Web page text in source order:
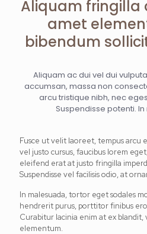
Aliquam fringilla
amet
bibendum
Aliquam ac dui vel dui
accumsan, massa non
arcu tristique nibh, nec
Suspendisse potenti.
Fusce ut velit laoreet, tempus arcu
vel justo cursus, faucibus lorem
eleifend erat at justo fringilla
Suspendisse vel facilisis odio, at
In malesuada, tortor eget sodales
hendrerit purus, porttitor finibus
Curabitur lacinia enim at ex
elementum.